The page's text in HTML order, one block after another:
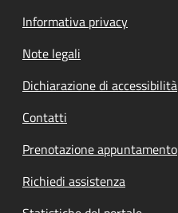
Informativa privacy
Note legali
Dichiarazione di accessibilità
Contatti
Prenotazione appuntamento
Richiedi assistenza